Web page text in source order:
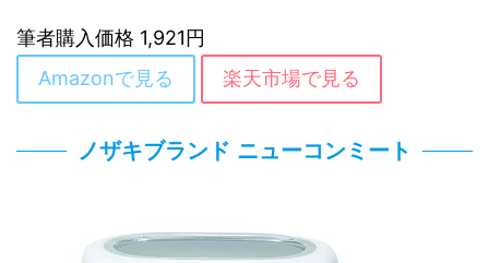
筆者購入価格 1,921円
Amazonで見る
楽天市場で見る
ノザキブランド ニューコンミート